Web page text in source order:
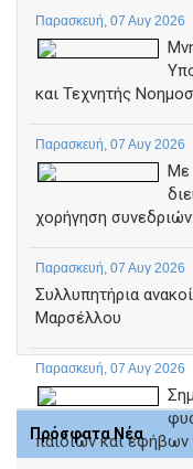
Παρασκευή, 07 Αυγ 2026
και Τεχνητής
Παρασκευή, 07 Αυγ 2026
Με
χορήγηση
Παρασκευή, 07 Αυγ 2026
Συλλυπητήρια
Μαρσέλλου
Παρασκευή, 07 Αυγ 2026
παιδιών και
Πρόσφατα Νέα